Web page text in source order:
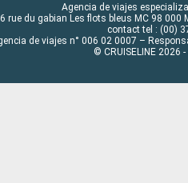
Agencia de viajes
rue du gabian Les flots bleus MC 98 000
contact tel : (00)
de viajes n° 006 02 0007 –
© CRUISELINE 2026